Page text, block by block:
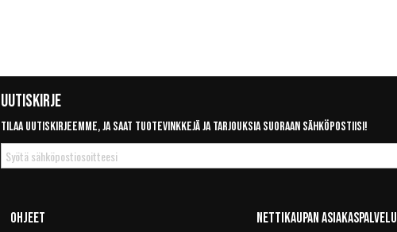
Uutiskirje
Tilaa uutiskirjeemme, ja saat tuotevinkkejä ja tarjouksia suoraan sähköpostiisi!
Tilaa
uutiskirje
Ohjeet Nettikaupan Asiakaspalvelu